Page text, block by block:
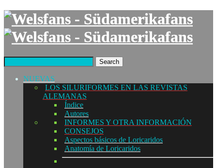
Search
NUEVAS
LOS SILURIFORMES EN LAS REVISTAS
ALEMANAS
Índice
Autores
INFORMES Y OTRA INFORMACIÓN
CONSEJOS
Aspectos básicos de Loricaridos
Anatomía de Loricaridos